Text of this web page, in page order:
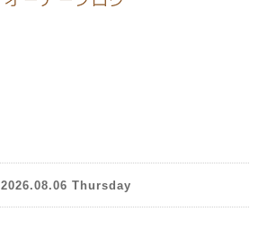
2026.08.06 Thursday